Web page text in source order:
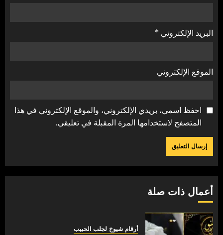
البريد الإلكتروني *
الموقع الإلكتروني
احفظ اسمي، بريدي الإلكتروني، والموقع الإلكتروني في هذا
المتصفح لاستخدامها المرة المقبلة في تعليقي.
أعمال ذات صلة
أرقام شيوخ لجلب الحبيب